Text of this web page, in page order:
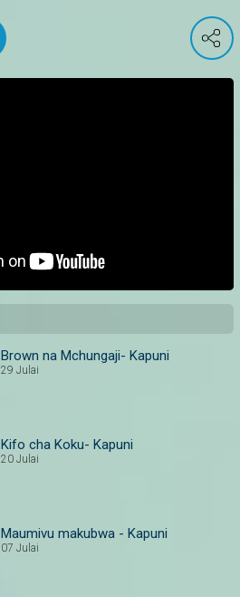
Brown na Mchungaji- Kapuni
29 Julai
Kifo cha Koku- Kapuni
20 Julai
Maumivu makubwa - Kapuni
07 Julai